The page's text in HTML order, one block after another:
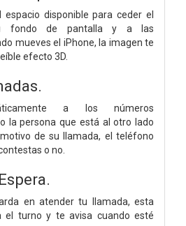
espacio disponible para ceder el
fondo de pantalla y a las
mueves el iPhone, la imagen te
efecto 3D.
a los números
la persona que está al otro lado
de su llamada, el teléfono
o no.
en atender tu llamada, esta
el turno y te avisa cuando esté